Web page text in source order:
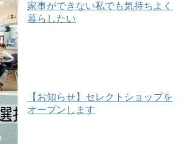
家事ができない私でも気持ちよく
暮らしたい
【お知らせ】セレクトショップを
オープンします